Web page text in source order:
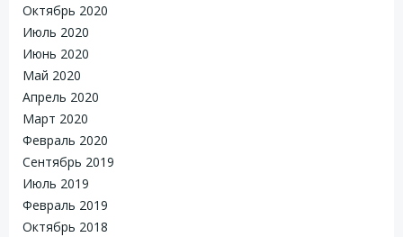
Октябрь 2020
Июль 2020
Июнь 2020
Май 2020
Апрель 2020
Март 2020
Февраль 2020
Сентябрь 2019
Июль 2019
Февраль 2019
Октябрь 2018